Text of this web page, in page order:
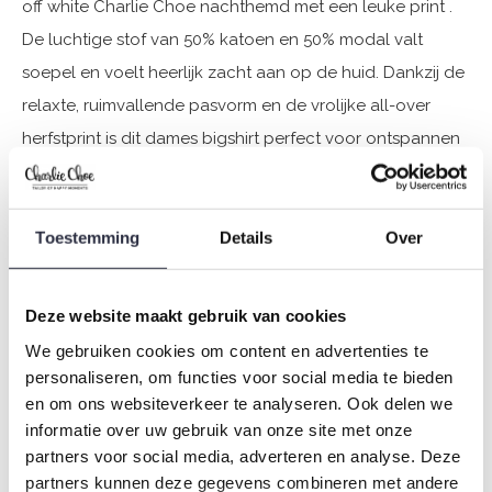
Toestemming Details Over
Deze website maakt gebruik van cookies
We gebruiken cookies om content en advertenties te
personaliseren, om functies voor social media te bieden
en om ons websiteverkeer te analyseren. Ook delen we
informatie over uw gebruik van onze site met onze
partners voor social media, adverteren en analyse. Deze
partners kunnen deze gegevens combineren met andere
off white Charlie Choe nachthemd met een leuke print .
De luchtige stof van 50% katoen en 50% modal valt
soepel en voelt heerlijk zacht aan op de huid. Dankzij de
relaxte, ruimvallende pasvorm en de vrolijke all-over
herfstprint is dit dames bigshirt perfect voor ontspannen
avonden en lange, luie ochtenden. Een fijne combinatie
van stijl en zachtheid voor de koudere seizoenen.
Specificaties
Merk: Charlie Choe
Seizoen: Autumn/Winter 2025
Thema: O-Lovely nights
Collectie: Dames
Pyjama's
Geslacht: Dames